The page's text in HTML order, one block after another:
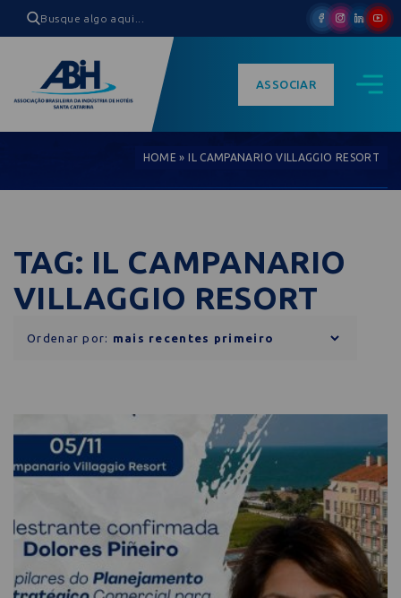
ASSOCIAR
HOME »IL CAMPANARIO VILLAGGIO RESORT
TAG: IL CAMPANARIO
VILLAGGIO RESORT
Ordenar por: